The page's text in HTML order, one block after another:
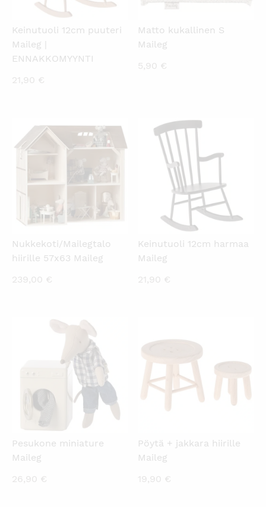
Keinutuoli 12cm puuteri
Maileg |
ENNAKKOMYYNTI
21,90 €
Matto kukallinen S
Maileg
5,90 €
KATSO PIKANÄKYMÄ
Nukkekoti/Mailegtalo
hiirille 57x63 Maileg
239,00 €
KATSO PIKANÄKYMÄ
Keinutuoli 12cm harmaa
Maileg
21,90 €
Pesukone miniature
Maileg
26,90 €
Pöytä + jakkara hiirille
Maileg
19,90 €